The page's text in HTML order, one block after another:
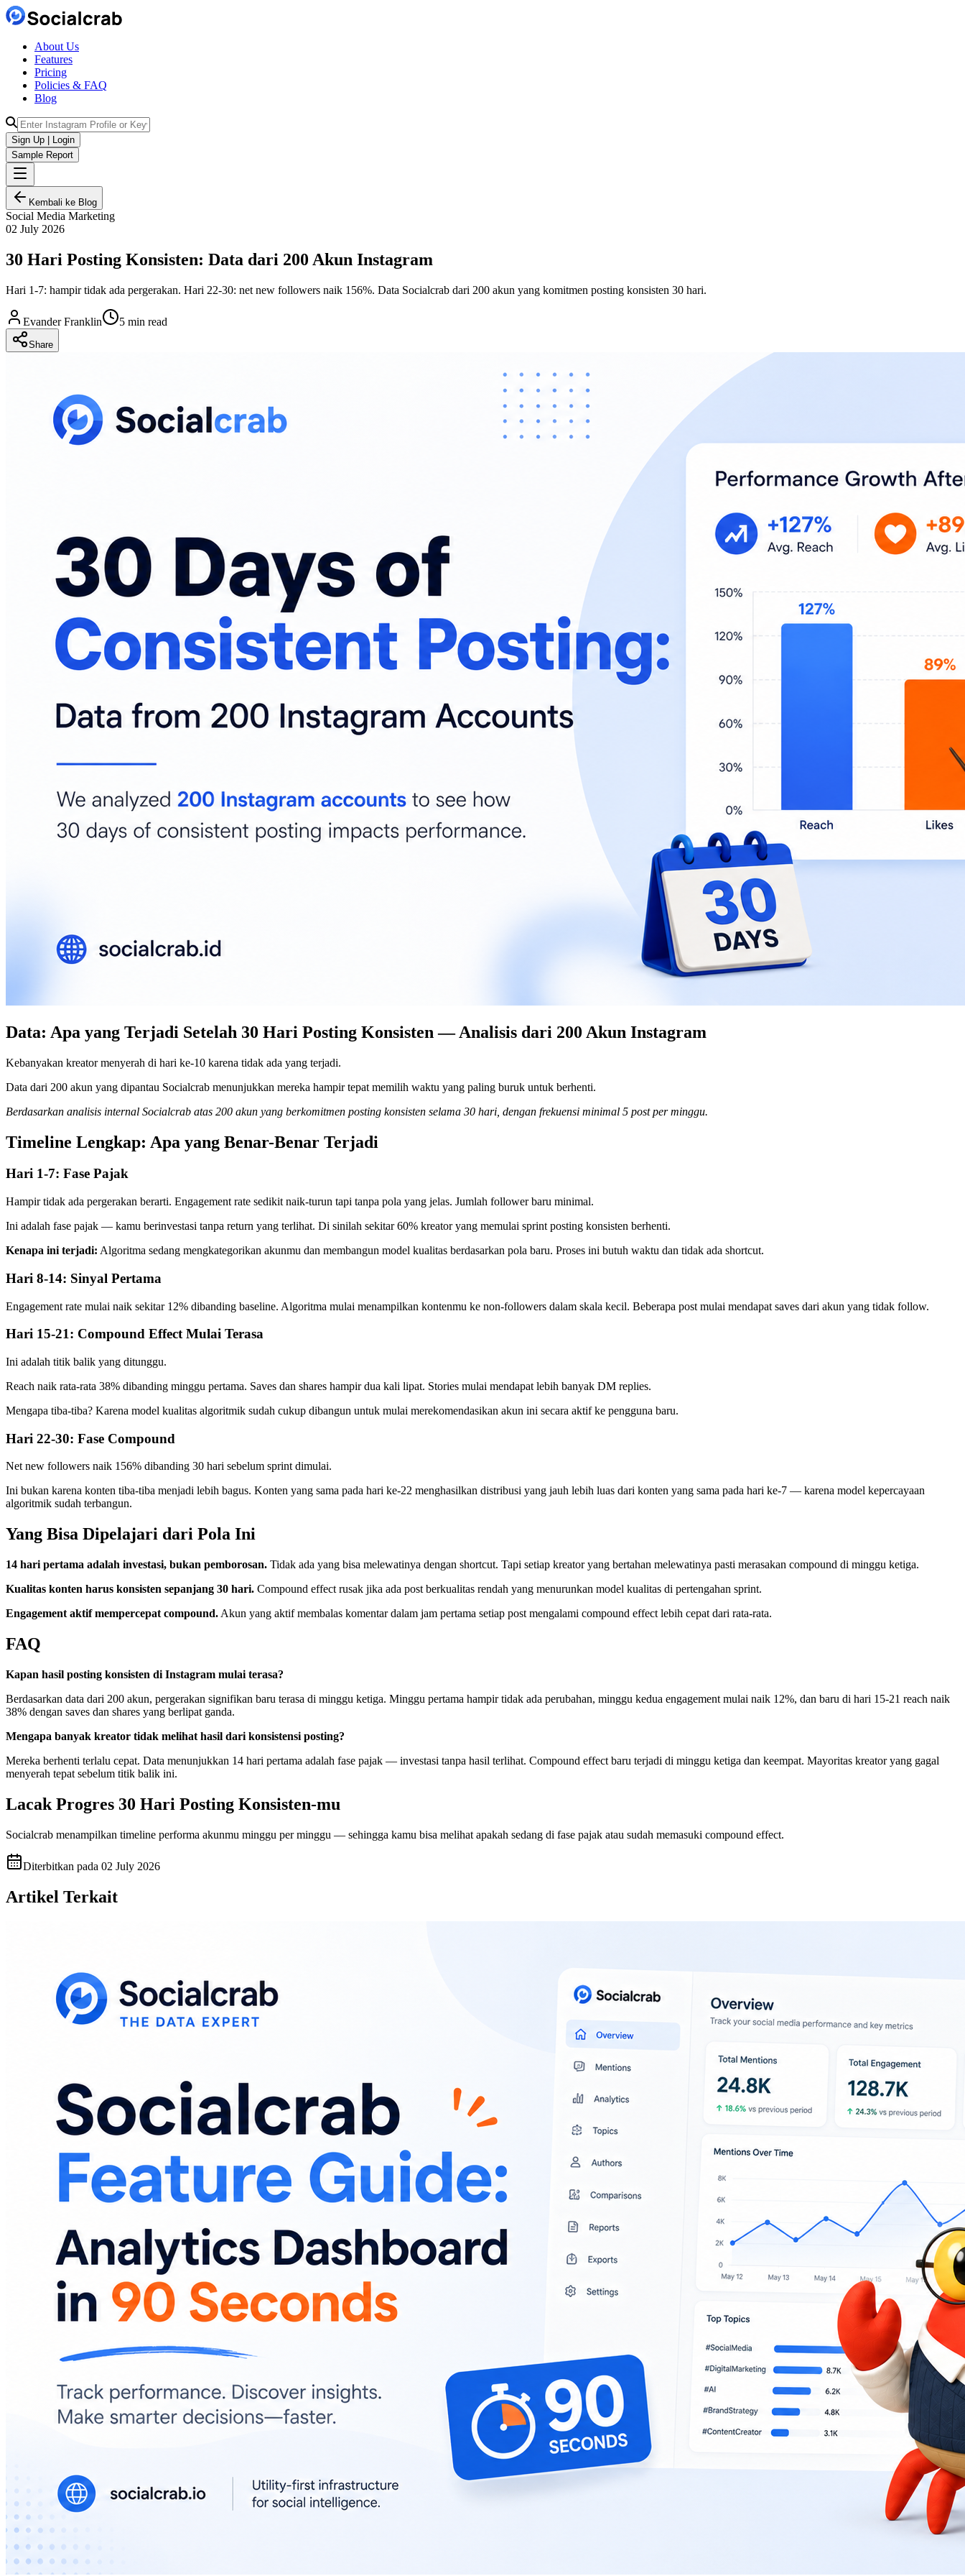
About Us
Features
Pricing
Policies & FAQ
Blog
Sign Up | Login
Sample Report
Kembali ke Blog
Social Media Marketing
02 July 2026
30 Hari Posting Konsisten: Data dari 200 Akun Instagram
Hari 1-7: hampir tidak ada pergerakan. Hari 22-30: net new followers naik 156%. Data Socialcrab dari 200 akun yang komitmen posting konsisten 30 hari.
Evander Franklin 5 min read
Share
Data: Apa yang Terjadi Setelah 30 Hari Posting Konsisten — Analisis dari 200 Akun Instagram
Kebanyakan kreator menyerah di hari ke-10 karena tidak ada yang terjadi.
Data dari 200 akun yang dipantau Socialcrab menunjukkan mereka hampir tepat memilih waktu yang paling buruk untuk berhenti.
Berdasarkan analisis internal Socialcrab atas 200 akun yang berkomitmen posting konsisten selama 30 hari, dengan frekuensi minimal 5 post per minggu.
Timeline Lengkap: Apa yang Benar-Benar Terjadi
Hari 1-7: Fase Pajak
Hampir tidak ada pergerakan berarti. Engagement rate sedikit naik-turun tapi tanpa pola yang jelas. Jumlah follower baru minimal.
Ini adalah fase pajak — kamu berinvestasi tanpa return yang terlihat. Di sinilah sekitar 60% kreator yang memulai sprint posting konsisten berhenti.
Kenapa ini terjadi: Algoritma sedang mengkategorikan akunmu dan membangun model kualitas berdasarkan pola baru. Proses ini butuh waktu dan tidak ada shortcut.
Hari 8-14: Sinyal Pertama
Engagement rate mulai naik sekitar 12% dibanding baseline. Algoritma mulai menampilkan kontenmu ke non-followers dalam skala kecil. Beberapa post mulai mendapat saves dari akun yang tidak follow.
Hari 15-21: Compound Effect Mulai Terasa
Ini adalah titik balik yang ditunggu.
Reach naik rata-rata 38% dibanding minggu pertama. Saves dan shares hampir dua kali lipat. Stories mulai mendapat lebih banyak DM replies.
Mengapa tiba-tiba? Karena model kualitas algoritmik sudah cukup dibangun untuk mulai merekomendasikan akun ini secara aktif ke pengguna baru.
Hari 22-30: Fase Compound
Net new followers naik 156% dibanding 30 hari sebelum sprint dimulai.
Ini bukan karena konten tiba-tiba menjadi lebih bagus. Konten yang sama pada hari ke-22 menghasilkan distribusi yang jauh lebih luas dari konten yang sama pada hari ke-7 — karena model kepercayaan
algoritmik sudah terbangun.
Yang Bisa Dipelajari dari Pola Ini
14 hari pertama adalah investasi, bukan pemborosan. Tidak ada yang bisa melewatinya dengan shortcut. Tapi setiap kreator yang bertahan melewatinya pasti merasakan compound di minggu ketiga.
Kualitas konten harus konsisten sepanjang 30 hari. Compound effect rusak jika ada post berkualitas rendah yang menurunkan model kualitas di pertengahan sprint.
Engagement aktif mempercepat compound. Akun yang aktif membalas komentar dalam jam pertama setiap post mengalami compound effect lebih cepat dari rata-rata.
FAQ
Kapan hasil posting konsisten di Instagram mulai terasa?
Berdasarkan data dari 200 akun, pergerakan signifikan baru terasa di minggu ketiga. Minggu pertama hampir tidak ada perubahan, minggu kedua engagement mulai naik 12%, dan baru di hari 15-21 reach naik
38% dengan saves dan shares yang berlipat ganda.
Mengapa banyak kreator tidak melihat hasil dari konsistensi posting?
Mereka berhenti terlalu cepat. Data menunjukkan 14 hari pertama adalah fase pajak — investasi tanpa hasil terlihat. Compound effect baru terjadi di minggu ketiga dan keempat. Mayoritas kreator yang gagal
menyerah tepat sebelum titik balik ini.
Lacak Progres 30 Hari Posting Konsisten-mu
Socialcrab menampilkan timeline performa akunmu minggu per minggu — sehingga kamu bisa melihat apakah sedang di fase pajak atau sudah memasuki compound effect.
Diterbitkan pada 02 July 2026
Artikel Terkait